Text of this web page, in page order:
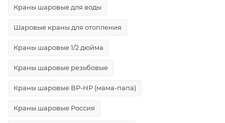
Краны шаровые для воды
Шаровые краны для отопления
Краны шаровые 1/2 дюйма
Краны шаровые резьбовые
Краны шаровые ВР-НР (мама-папа)
Краны шаровые Россия